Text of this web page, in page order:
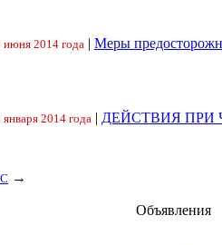
июня 2014 года | Меры
января 2014 года | ДЕЙСТВИЯ ПРИ
→
Объявления